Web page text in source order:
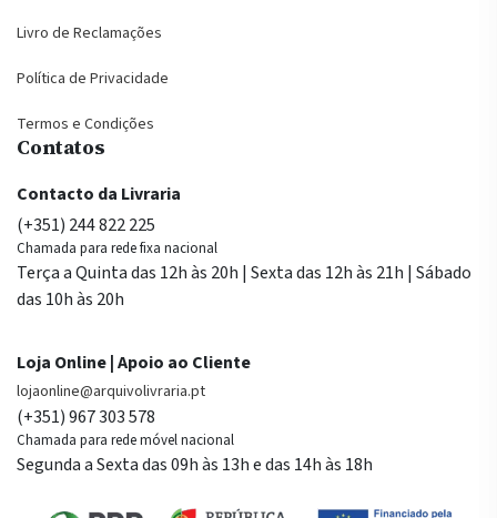
Livro de Reclamações
Política de Privacidade
Termos e Condições
Contatos
Contacto da Livraria
(+351) 244 822 225
Chamada para rede fixa nacional
Terça a Quinta das 12h às 20h | Sexta das 12h às 21h | Sábado
das 10h às 20h
Loja Online | Apoio ao Cliente
lojaonline@arquivolivraria.pt
(+351) 967 303 578
Chamada para rede móvel nacional
Segunda a Sexta das 09h às 13h e das 14h às 18h